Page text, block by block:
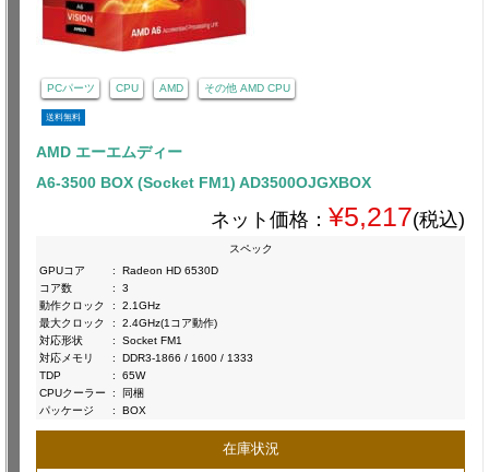
PCパーツ CPU AMD その他 AMD CPU
送料無料
AMD エーエムディー
A6-3500 BOX (Socket FM1) AD3500OJGXBOX
ネット価格： ¥5,217(税込)
スペック
GPUコア
:
Radeon HD 6530D
コア数
:
3
動作クロック
:
2.1GHz
最大クロック
:
2.4GHz(1コア動作)
対応形状
:
Socket FM1
対応メモリ
:
DDR3-1866 / 1600 / 1333
TDP
:
65W
CPUクーラー
:
同梱
パッケージ
: BOX
在庫状況